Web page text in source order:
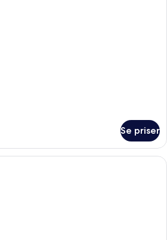
Se priser
Allergitestet sengetøy, skrivebord,